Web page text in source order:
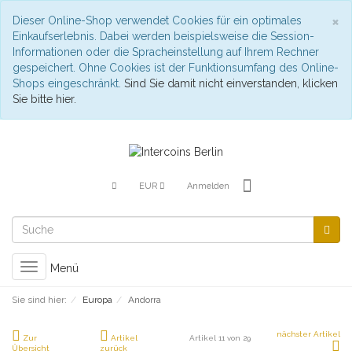
×
Dieser Online-Shop verwendet Cookies für ein optimales
Einkaufserlebnis. Dabei werden beispielsweise die Session-
Informationen oder die Spracheinstellung auf Ihrem Rechner
gespeichert. Ohne Cookies ist der Funktionsumfang des Online-
Shops eingeschränkt. Sind Sie damit nicht einverstanden, klicken
Sie bitte hier.
EUR Anmelden
Toggle
navigation
Menü
Sie sind hier: Europa Andorra
Zur
Übersicht
Artikel
zurück
Artikel 11 von 29 nächster Artikel